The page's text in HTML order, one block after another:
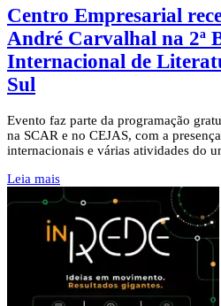
Centro Empresarial
André Carvalhal na 2ª
Internacional de
Sul
Evento faz parte da programação
na SCAR e no CEJAS, com a
internacionais e várias atividades do
Leia mais